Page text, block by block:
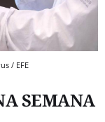
/ EFE
SEMANA